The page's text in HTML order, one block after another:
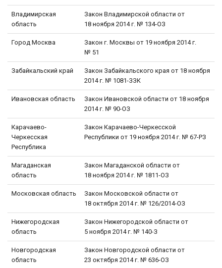
Владимирская
область
Закон Владимирской области от
18 ноября 2014 г. № 134-ОЗ
Город Москва
Закон г. Москвы от 19 ноября 2014 г.
№ 51
Забайкальский край
Закон Забайкальского края от 18 ноября
2014 г. № 1081-ЗЗК
Ивановская область
Закон Ивановской области от 18 ноября
2014 г. № 90-ОЗ
Карачаево-
Черкесская
Республика
Закон Карачаево-Черкесской
Республики от 19 ноября 2014 г. № 67-РЗ
Магаданская
область
Закон Магаданской области от
18 ноября 2014 г. № 1811-ОЗ
Московская область
Закон Московской области от
18 октября 2014 г. № 126/2014-ОЗ
Нижегородская
область
Закон Нижегородской области от
5 ноября 2014 г. № 140-З
Новгородская
область
Закон Новгородской области от
23 октября 2014 г. № 636-ОЗ